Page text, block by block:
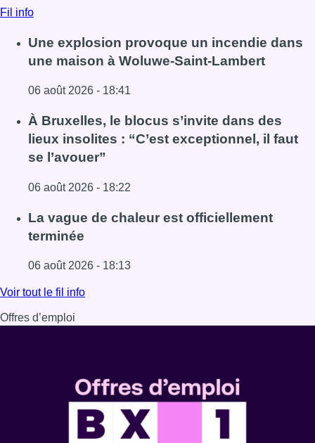
Fil info
Une explosion provoque un incendie dans
une maison à Woluwe-Saint-Lambert
06 août 2026 - 18:41
Lire l'article Une explosion provoque un incendie dans
À Bruxelles, le blocus s’invite dans des
lieux insolites : “C’est exceptionnel, il faut
se l’avouer”
06 août 2026 - 18:22
Lire l'article À Bruxelles, le blocus s’invite dans des lieux
La vague de chaleur est officiellement
terminée
06 août 2026 - 18:13
Lire l'article La vague de chaleur est officiellement
Voir tout le fil info
Offres d’emploi